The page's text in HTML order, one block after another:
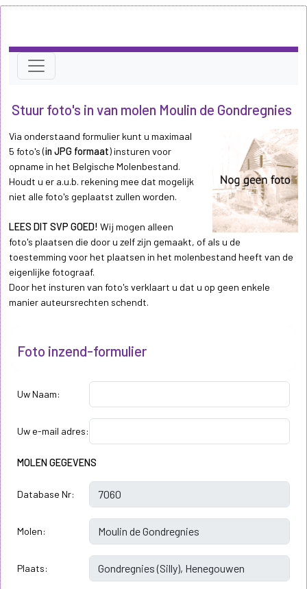
Stuur foto's in van molen Moulin de Gondregnies
Via onderstaand formulier kunt u maximaal
5 foto's (in JPG formaat) insturen voor
opname in het Belgische Molenbestand.
Houdt u er a.u.b. rekening mee dat mogelijk
niet alle foto's geplaatst zullen worden.
LEES DIT SVP GOED! Wij mogen alleen
foto's plaatsen die door u zelf zijn gemaakt, of als u de
toestemming voor het plaatsen in het molenbestand heeft van de
eigenlijke fotograaf.
Door het insturen van foto's verklaart u dat u op geen enkele
manier auteursrechten schendt.
Foto inzend-formulier
Uw Naam:
Uw e-mail adres:
MOLEN GEGEVENS
Database Nr:
Molen:
Plaats: